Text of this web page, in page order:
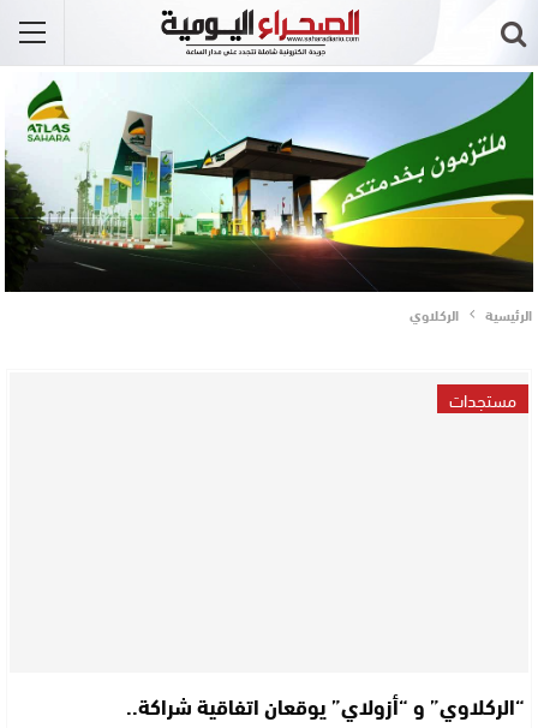
الرئيسية الركلاوي
مستجدات
“الركلاوي” و “أزولاي” يوقعان اتفاقية شراكة..